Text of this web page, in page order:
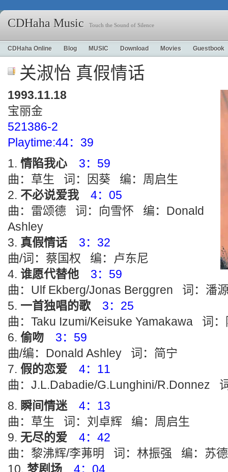
CDHaha Music Touch the Sound of Silence
CDHaha Online Blog MUSIC Download Movies Guestbook
关淑怡 真假情话
1993.11.18
宝丽金
521386-2
Playtime:44：39
情陷我心
3：59
曲：草生 词：因葵 编：周启生
不必说爱我
4：05
曲：雷颂德 词：向雪怀 编：Donald
Ashley
真假情话
3：32
曲/词：蔡国权 编：卢东尼
谁愿代替他
3：59
曲：Ulf Ekberg/Jonas Berggren 词：潘
一首独唱的歌
3：25
曲：Taku Izumi/Keisuke Yamakawa 词
偷吻
3：59
曲/编：Donald Ashley 词：简宁
假的恋爱
4：11
曲：J.L.Dabadie/G.Lunghini/R.Donnez
瞬间情迷
4：13
曲：草生 词：刘卓辉 编：周启生
无尽的爱
4：42
曲：黎沸辉/李茀明 词：林振强 编：苏
梦剧场
4：04